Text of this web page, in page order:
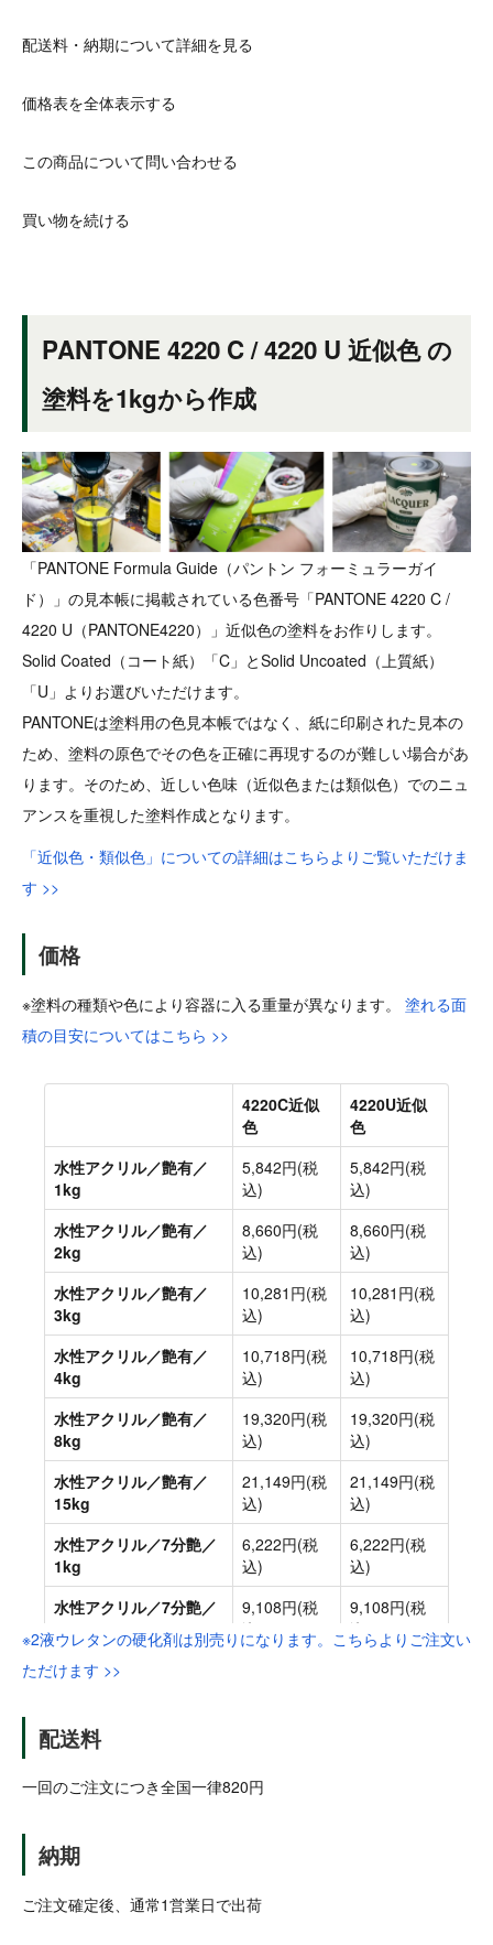
配送料・納期について詳細を見る
価格表を全体表示する
この商品について問い合わせる
買い物を続ける
PANTONE 4220 C / 4220 U 近似色 の
塗料を1kgから作成
「PANTONE Formula Guide（パントン フォーミュラーガイ
ド）」の見本帳に掲載されている色番号「PANTONE 4220 C /
4220 U（PANTONE4220）」近似色の塗料をお作りします。
Solid Coated（コート紙）「C」とSolid Uncoated（上質紙）
「U」よりお選びいただけます。
PANTONEは塗料用の色見本帳ではなく、紙に印刷された見本の
ため、塗料の原色でその色を正確に再現するのが難しい場合があ
ります。そのため、近しい色味（近似色または類似色）でのニュ
アンスを重視した塗料作成となります。
「近似色・類似色」についての詳細はこちらよりご覧いただけま
す >>
価格
※塗料の種類や色により容器に入る重量が異なります。 塗れる面
積の目安についてはこちら >>
※2液ウレタンの硬化剤は別売りになります。こちらよりご注文い
ただけます >>
配送料
一回のご注文につき全国一律820円
納期
ご注文確定後、通常1営業日で出荷